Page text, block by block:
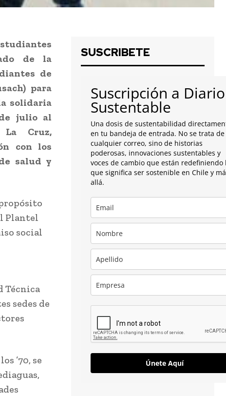
de la
de
para
solidaria
julio al
Cruz,
con los
salud y
Plantel
social
Técnica
sedes de
’70, se
SUSCRIBETE
Suscripción a Diario
Sustentable
Una dosis de sustentabilidad
en tu bandeja de entrada. No se trata de
cualquier correo, sino de historias
poderosas, innovaciones sustentables y
voces de cambio que están redefiniendo
que significa ser sostenible en Chile y
allá.
Únete Aquí